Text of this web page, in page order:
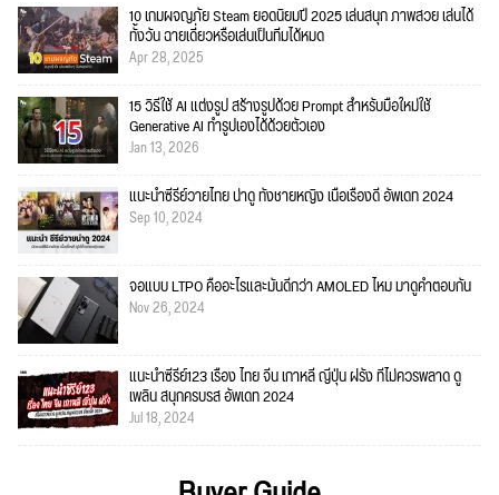
10 เกมผจญภัย Steam ยอดนิยมปี 2025 เล่นสนุก ภาพสวย เล่นได้
ทั้งวัน ฉายเดี่ยวหรือเล่นเป็นทีมได้หมด
Apr 28, 2025
15 วิธีใช้ AI แต่งรูป สร้างรูปด้วย Prompt สำหรับมือใหม่ใช้
Generative AI ทำรูปเองได้ด้วยตัวเอง
Jan 13, 2026
แนะนำซีรีย์วายไทย น่าดู ทั้งชายหญิง เนื้อเรื่องดี อัพเดท 2024
Sep 10, 2024
จอแบบ LTPO คืออะไรและมันดีกว่า AMOLED ไหม มาดูคำตอบกัน
Nov 26, 2024
แนะนำซีรีย์123 เรื่อง ไทย จีน เกาหลี ญี่ปุ่น ฝรั่ง ที่ไม่ควรพลาด ดู
เพลิน สนุกครบรส อัพเดท 2024
Jul 18, 2024